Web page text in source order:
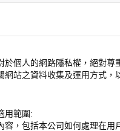
於個人的網路隱私權，絕對尊
網站之資料收集及運用方式，
用範圍:
容，包括本公司如何處理在用